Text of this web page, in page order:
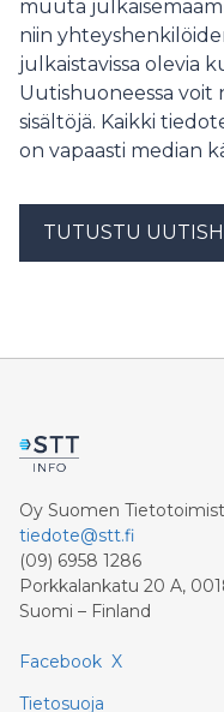
muuta
niin
julkaistavissa olevia
Uutishuoneessa voit
sisältöjä. Kaikki
on vapaasti median
TUTUSTU
Oy Suomen
tiedote@stt.fi
(09) 6958 1286
Porkkalankatu 20 A,
Suomi – Finland
Facebook X
Tietosuoja